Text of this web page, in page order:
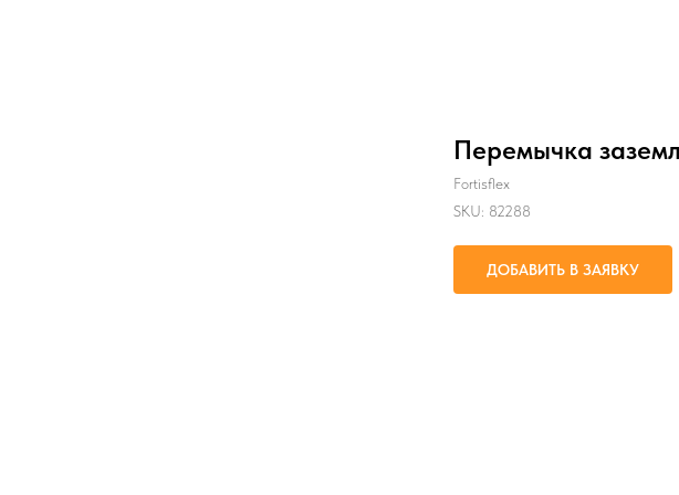
Перемычка
Fortisflex
SKU: 82288
ДОБАВИТЬ В ЗАЯВКУ